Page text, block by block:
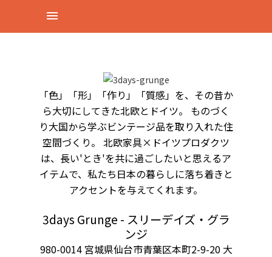
「色」「形」「作り」「質感」を、その昔か
ら大切にしてきた北欧とドイツ。 ものづく
り大国から学ぶビンテージ品を取り入れた住
空間づくり。 北欧家具×ドイツプロダクツ
は、長い'とき'を共に過ごしたいと思えるア
イテムで、私たち日本の暮らしに落ち着きと
アクセントを与えてくれます。
3days Grunge - スリーデイズ・グラ
ンジ
980-0014 宮城県仙台市青葉区本町2-9-20 大